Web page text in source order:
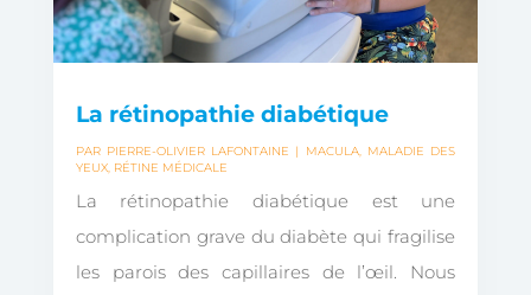
La rétinopathie diabétique
PAR PIERRE-OLIVIER LAFONTAINE | MACULA, MALADIE DES
YEUX, RÉTINE MÉDICALE
La rétinopathie diabétique est une
complication grave du diabète qui fragilise
les parois des capillaires de l’œil. Nous